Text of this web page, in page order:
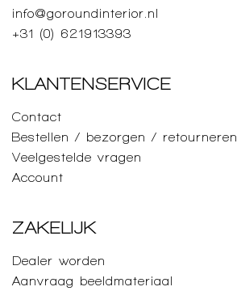
info@goroundinterior.nl
+31 (0) 621913393
KLANTENSERVICE
Contact
Bestellen / bezorgen / retourneren
Veelgestelde vragen
Account
ZAKELIJK
Dealer worden
Aanvraag beeldmateriaal